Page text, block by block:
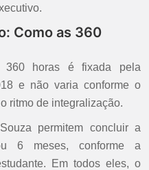
Como as 360
360 horas é fixada pela
e não varia conforme o
ritmo de integralização.
permitem concluir a
6 meses, conforme a
Em todos eles, o